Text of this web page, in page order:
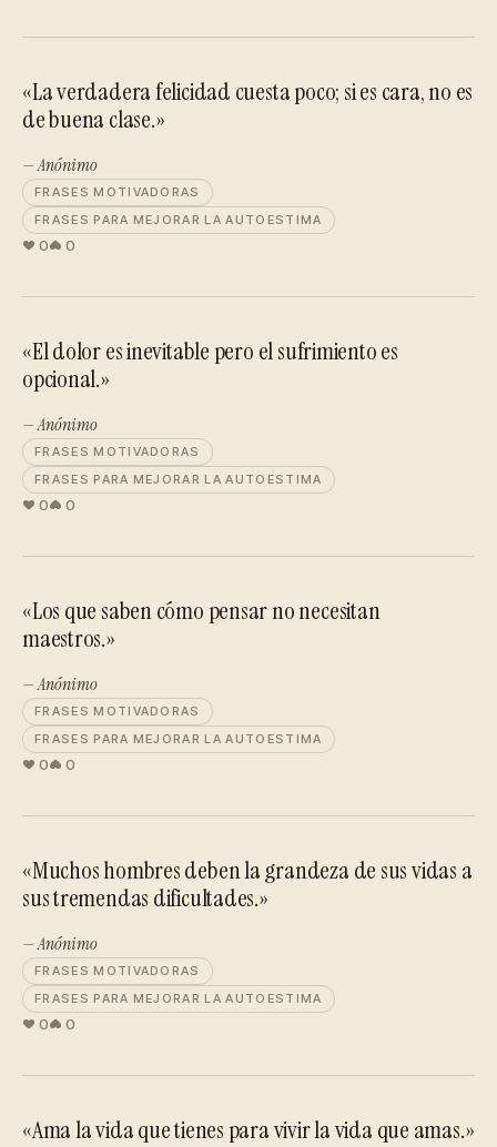
«La verdadera felicidad cuesta poco; si es cara, no es
de buena clase.»
— Anónimo
FRASES MOTIVADORAS
FRASES PARA MEJORAR LA AUTOESTIMA
0 0
«El dolor es inevitable pero el sufrimiento es
opcional.»
— Anónimo
FRASES MOTIVADORAS
FRASES PARA MEJORAR LA AUTOESTIMA
0 0
«Los que saben cómo pensar no necesitan
maestros.»
— Anónimo
FRASES MOTIVADORAS
FRASES PARA MEJORAR LA AUTOESTIMA
0 0
«Muchos hombres deben la grandeza de sus vidas a
sus tremendas dificultades.»
— Anónimo
FRASES MOTIVADORAS
FRASES PARA MEJORAR LA AUTOESTIMA
0 0
«Ama la vida que tienes para vivir la vida que amas.»